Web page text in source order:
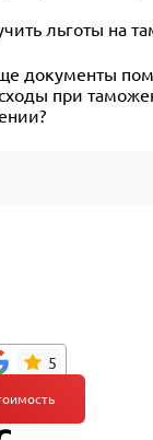
льготы на
документы
при
5